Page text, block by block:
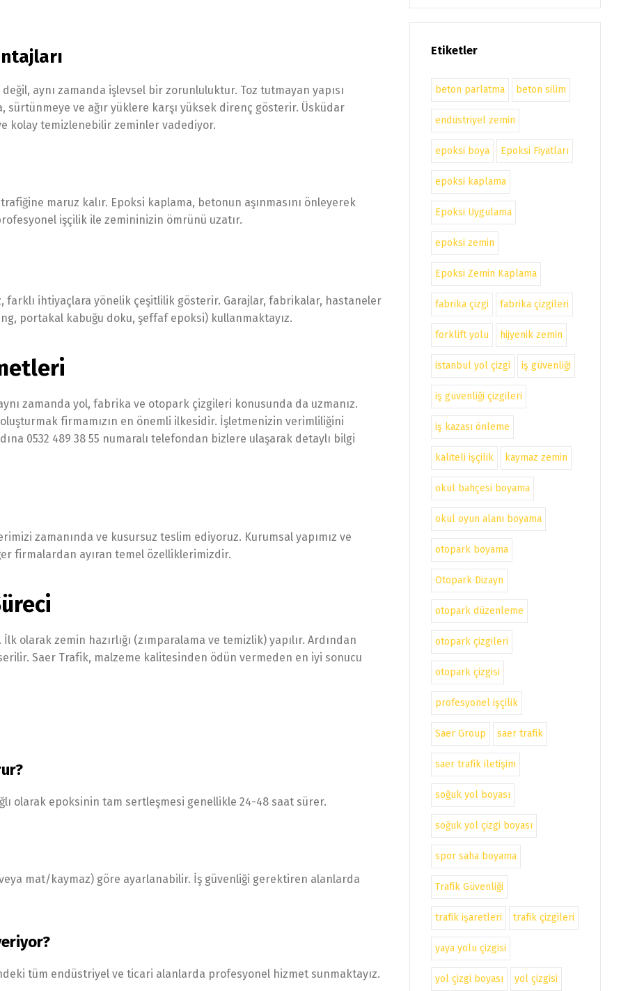
aynı zamanda işlevsel bir zorunluluktur. Toz tutmayan yapısı
ve ağır yüklere karşı yüksek direnç gösterir. Üsküdar
kolay temizlenebilir zeminler vadediyor.
maruz kalır. Epoksi kaplama, betonun aşınmasını önleyerek
işçilik ile zemininizin ömrünü uzatır.
farklı ihtiyaçlara yönelik çeşitlilik gösterir. Garajlar, fabrikalar, hastaneler
portakal kabuğu doku, şeffaf epoksi) kullanmaktayız.
zamanda yol, fabrika ve otopark çizgileri konusunda da uzmanız.
oluşturmak firmamızın en önemli ilkesidir. İşletmenizin verimliliğini
0532 489 38 55 numaralı telefondan bizlere ulaşarak detaylı bilgi
zamanında ve kusursuz teslim ediyoruz. Kurumsal yapımız ve
firmalardan ayıran temel özelliklerimizdir.
olarak zemin hazırlığı (zımparalama ve temizlik) yapılır. Ardından
Saer Trafik, malzeme kalitesinden ödün vermeden en iyi sonucu
olarak epoksinin tam sertleşmesi genellikle 24-48 saat sürer.
mat/kaymaz) göre ayarlanabilir. İş güvenliği gerektiren alanlarda
tüm endüstriyel ve ticari alanlarda profesyonel hizmet sunmaktayız.
Etiketler
beton parlatma beton silim
endüstriyel zemin
epoksi boya Epoksi Fiyatları
epoksi kaplama
Epoksi Uygulama
epoksi zemin
Epoksi Zemin Kaplama
fabrika çizgi fabrika çizgileri
forklift yolu hijyenik zemin
istanbul yol çizgi iş güvenliği
iş güvenliği çizgileri
iş kazası önleme
kaliteli işçilik kaymaz zemin
okul bahçesi boyama
okul oyun alanı boyama
otopark boyama
Otopark Dizayn
otopark düzenleme
otopark çizgileri
otopark çizgisi
profesyonel işçilik
Saer Group saer trafik
saer trafik iletişim
soğuk yol boyası
soğuk yol çizgi boyası
spor saha boyama
Trafik Güvenliği
trafik işaretleri trafik çizgileri
yaya yolu çizgisi
yol çizgi boyası yol çizgisi